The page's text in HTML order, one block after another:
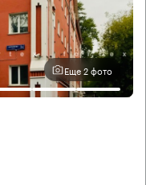
Еще 2 фото